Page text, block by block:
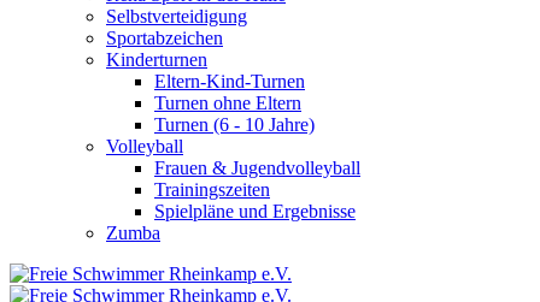
Selbstverteidigung
Sportabzeichen
Kinderturnen
Eltern-Kind-Turnen
Turnen ohne Eltern
Turnen (6 - 10 Jahre)
Volleyball
Frauen & Jugendvolleyball
Trainingszeiten
Spielpläne und Ergebnisse
Zumba